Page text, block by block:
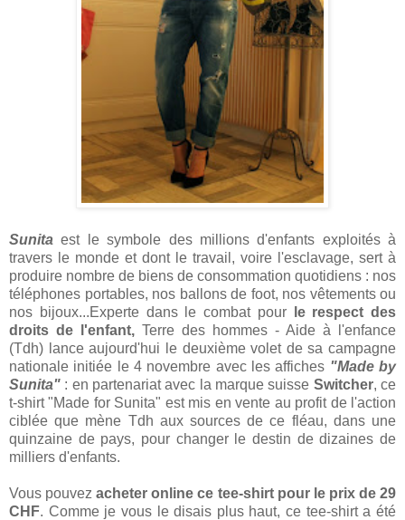
Sunitaest le symbole des millions d'enfants exploités à
travers le monde et dont le travail, voire l'esclavage, sert à
produire nombre de biens de consommation quotidiens : nos
téléphones portables, nos ballons de foot, nos vêtements ou
nos bijoux...Experte dans le combat pour
le respect des
droits de l'enfant, Terre des hommes - Aide à l'enfance
(Tdh) lance aujourd'hui le deuxième volet de sa campagne
nationale initiée le 4 novembre avec les affiches "Made by
Sunita" : en partenariat avec la marque suisse Switcher, ce
t-shirt "Made for Sunita" est mis en vente au profit de l'action
ciblée que mène Tdh aux sources de ce fléau, dans une
quinzaine de pays, pour changer le destin de dizaines de
milliers d'enfants.
Vous pouvezacheter online ce tee-shirt pour le prix de 29
CHF. Comme je vous le disais plus haut, ce tee-shirt a été